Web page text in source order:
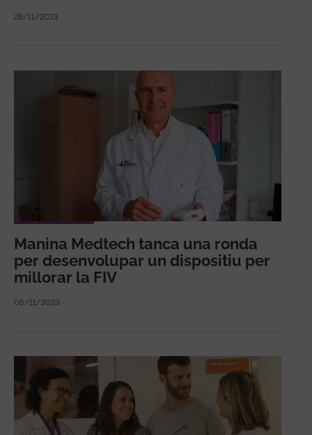
28/11/2023
Manina Medtech tanca una ronda
per desenvolupar un dispositiu per
millorar la FIV
06/11/2023